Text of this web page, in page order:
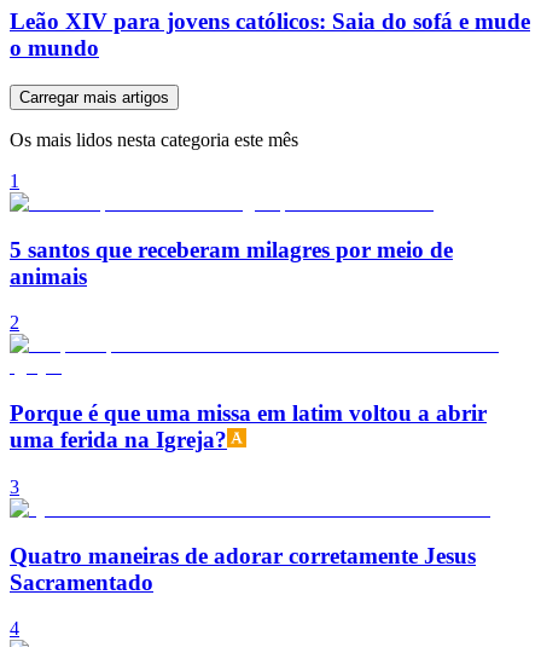
Leão XIV para jovens católicos: Saia do sofá e mude
o mundo
Carregar mais artigos
Os mais lidos nesta categoria este mês
1
5 santos que receberam milagres por meio de
animais
2
Porque é que uma missa em latim voltou a abrir
uma ferida na Igreja?
3
Quatro maneiras de adorar corretamente Jesus
Sacramentado
4